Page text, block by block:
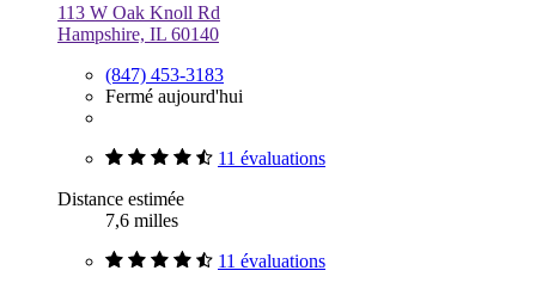
113 W Oak Knoll Rd
Hampshire, IL 60140
(847) 453-3183
Fermé aujourd'hui
11 évaluations
Distance estimée
7,6 milles
11 évaluations